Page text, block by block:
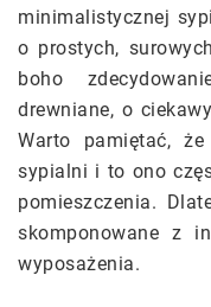
minimalistycznej
o prostych,
boho
drewniane, o
Warto pamiętać,
sypialni i to ono
pomieszczenia.
skomponowane z
wyposażenia.